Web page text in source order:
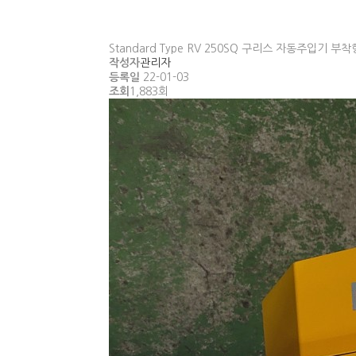
Standard Type RV 250SQ 구리스 자동주입기 부착
작성자관리자
등록일 22-01-03
조회 1,883회